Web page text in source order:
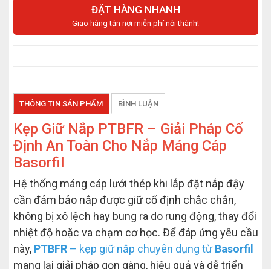
ĐẶT HÀNG NHANH
Giao hàng tận nơi miễn phí nội thành!
THÔNG TIN SẢN PHẨM BÌNH LUẬN
Kẹp Giữ Nắp PTBFR – Giải Pháp Cố
Định An Toàn Cho Nắp Máng Cáp
Basorfil
Hệ thống máng cáp lưới thép khi lắp đặt nắp đậy
cần đảm bảo nắp được giữ cố định chắc chắn,
không bị xô lệch hay bung ra do rung động, thay đổi
nhiệt độ hoặc va chạm cơ học. Để đáp ứng yêu cầu
này, PTBFR– kẹp giữ nắp chuyên dụng từBasorfil
mang lại giải pháp gọn gàng, hiệu quả và dễ triển